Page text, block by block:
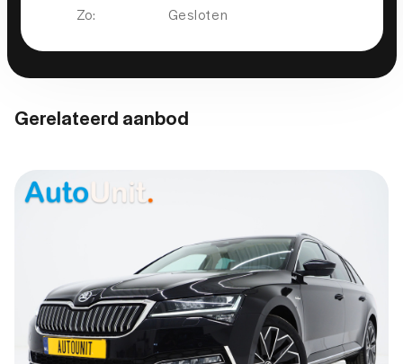
Zo:
Gesloten
Gerelateerd aanbod